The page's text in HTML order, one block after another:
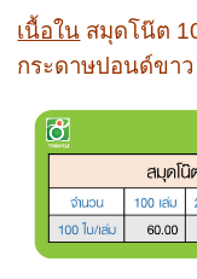
เนื้อใน สมุดโน๊ต
กระดาษปอนด์ขา